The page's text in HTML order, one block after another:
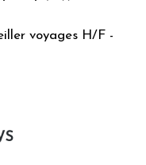
voyages H/F -